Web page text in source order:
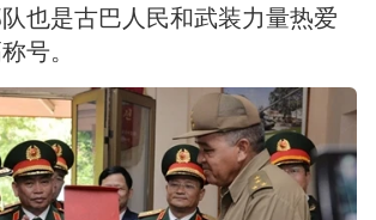
也是古巴人民和武装力量热爱
号。